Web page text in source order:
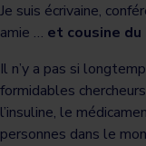
Je suis écrivaine,
amie … et cousine du
Il n’y a pas si
formidables
l’insuline, le
personnes dans le